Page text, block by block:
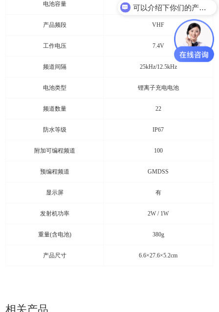
电池容量 1850mAh
产品频段 VHF
工作电压 7.4V
频道间隔 25kHz/12.5kHz
电池类型 锂离子充电电池
频道数量 22
防水等级 IP67
附加可编程频道 100
预编程频道 GMDSS
显示屏 有
发射机功率 2W / 1W
重量(含电池) 380g
产品尺寸 6.6×27.6×5.2cm
相关产品
可以介绍下你们的产品么？